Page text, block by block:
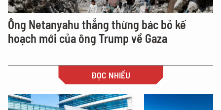
Ông Netanyahu thẳng thừng bác bỏ kế
hoạch mới của ông Trump về Gaza
ĐỌC NHIỀU